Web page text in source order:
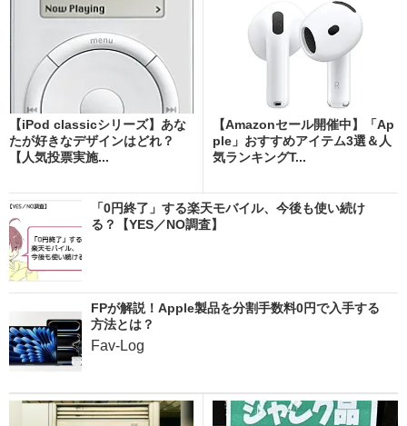
【iPod classicシリーズ】あな
たが好きなデザインはどれ？
【人気投票実施...
【Amazonセール開催中】「Ap
ple」おすすめアイテム3選＆人
気ランキングT...
「0円終了」する楽天モバイル、今後も使い続け
る？【YES／NO調査】
FPが解説！Apple製品を分割手数料0円で入手する
方法とは？
Fav-Log